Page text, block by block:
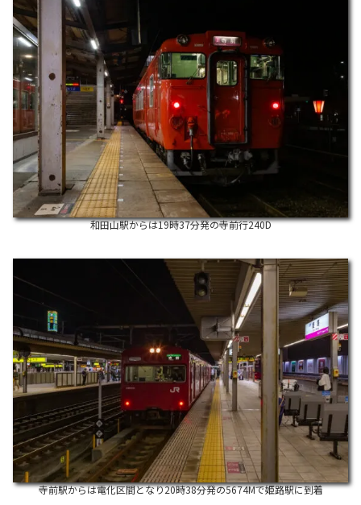
和田山駅からは19時37分発の寺前行240D
寺前駅からは電化区間となり20時38分発の5674Mで姫路駅に到着